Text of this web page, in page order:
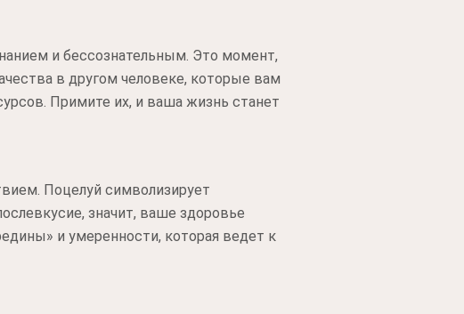
и бессознательным. Это момент,
в другом человеке, которые вам
Примите их, и ваша жизнь станет
Поцелуй символизирует
значит, ваше здоровье
и умеренности, которая ведет к